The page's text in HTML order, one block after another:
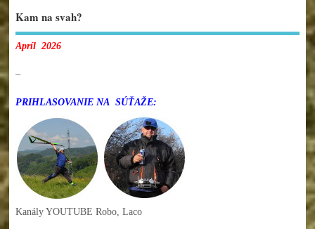
Kam na svah?
Apríl 2026
–
PRIHLASOVANIE NA SÚŤAŽE:
Kanály YOUTUBE Robo, Laco